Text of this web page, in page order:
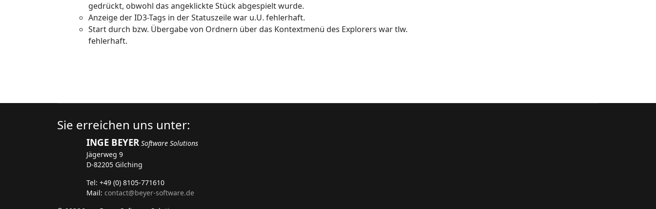
gedrückt, obwohl das angeklickte Stück abgespielt wurde.
Anzeige der ID3-Tags in der Statuszeile war u.U. fehlerhaft.
Start durch bzw. Übergabe von Ordnern über das Kontextmenü des Explorers war tlw.
fehlerhaft.
Sie erreichen uns unter:
INGE BEYER Software Solutions
Jägerweg 9
D-82205 Gilching
Tel: +49 (0) 8105-771610
Mail: contact@beyer-software.de